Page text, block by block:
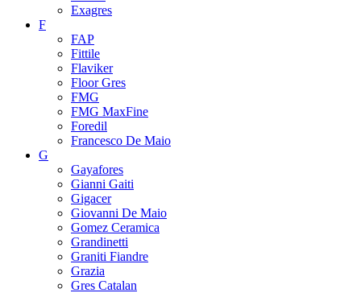
Exagres
F
FAP
Fittile
Flaviker
Floor Gres
FMG
FMG MaxFine
Foredil
Francesco De Maio
G
Gayafores
Gianni Gaiti
Gigacer
Giovanni De Maio
Gomez Ceramica
Grandinetti
Graniti Fiandre
Grazia
Gres Catalan